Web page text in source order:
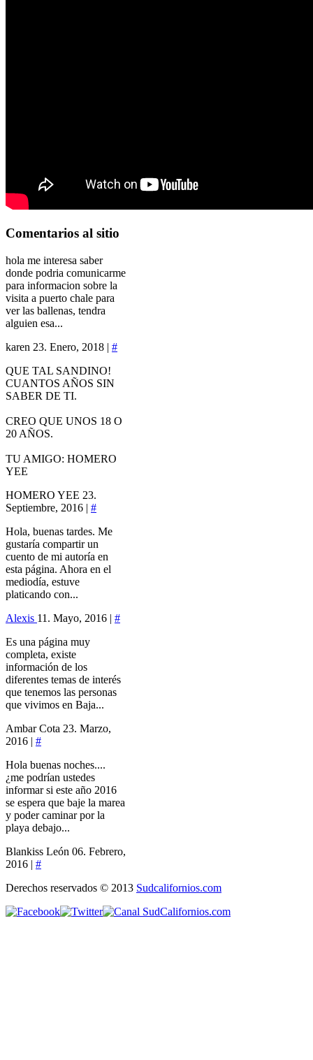
Comentarios al sitio
hola me interesa saber
donde podria comunicarme
para informacion sobre la
visita a puerto chale para
ver las ballenas, tendra
alguien esa...
karen 23. Enero, 2018 | #
QUE TAL SANDINO!
CUANTOS AÑOS SIN
SABER DE TI.
CREO QUE UNOS 18 O
20 AÑOS.
TU AMIGO: HOMERO
YEE
HOMERO YEE 23.
Septiembre, 2016 | #
Hola, buenas tardes. Me
gustaría compartir un
cuento de mi autoría en
esta página. Ahora en el
mediodía, estuve
platicando con...
Alexis 11. Mayo, 2016 | #
Es una página muy
completa, existe
información de los
diferentes temas de interés
que tenemos las personas
que vivimos en Baja...
Ambar Cota 23. Marzo,
2016 | #
Hola buenas noches....
¿me podrían ustedes
informar si este año 2016
se espera que baje la marea
y poder caminar por la
playa debajo...
Blankiss León 06. Febrero,
2016 | #
Derechos reservados © 2013 Sudcalifornios.com